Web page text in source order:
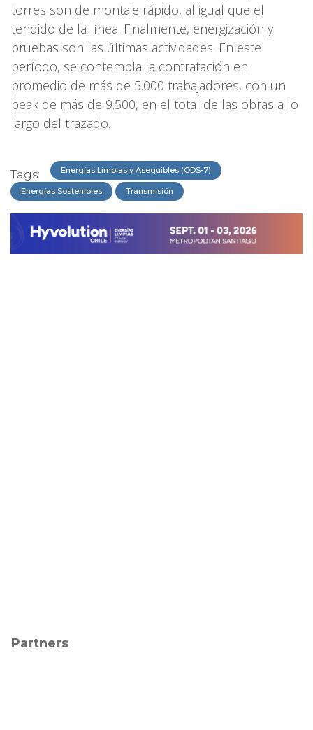
torres son de montaje rápido, al igual que el
tendido de la línea. Finalmente, energización y
pruebas son las últimas actividades. En este
período, se contempla la contratación en
promedio de más de 5.000 trabajadores, con un
peak de más de 9.500, en el total de las obras a lo
largo del trazado.
Tags: Energías Limpias y Asequibles (ODS-7)
Energías Sostenibles Transmisión
Partners